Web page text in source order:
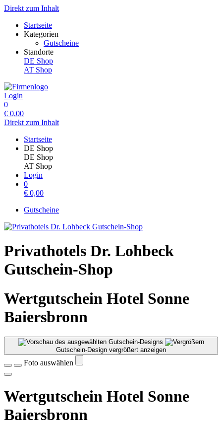
Direkt zum Inhalt
Startseite
Kategorien
Gutscheine
Standorte
DE Shop
AT Shop
Login
0
€ 0,00
Direkt zum Inhalt
Startseite
DE Shop
DE Shop
AT Shop
Login
0
€ 0,00
Gutscheine
Privathotels Dr. Lohbeck
Gutschein-Shop
Wertgutschein Hotel Sonne
Baiersbronn
Gutschein-Design vergrößert anzeigen
Foto auswählen
Wertgutschein Hotel Sonne
Baiersbronn